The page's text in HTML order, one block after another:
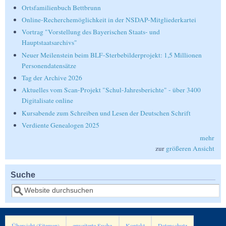
Ortsfamilienbuch Bettbrunn
Online-Recherchemöglichkeit in der NSDAP-Mitgliederkartei
Vortrag "Vorstellung des Bayerischen Staats- und
Hauptstaatsarchivs"
Neuer Meilenstein beim BLF-Sterbebilderprojekt: 1,5 Millionen
Personendatensätze
Tag der Archive 2026
Aktuelles vom Scan-Projekt "Schul-Jahresberichte" - über 3400
Digitalisate online
Kursabende zum Schreiben und Lesen der Deutschen Schrift
Verdiente Genealogen 2025
mehr
zur größeren Ansicht
Suche
Suche